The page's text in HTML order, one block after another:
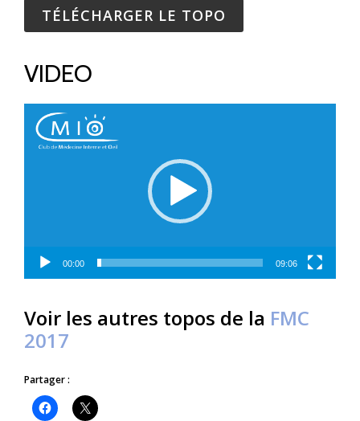
TÉLÉCHARGER LE TOPO
VIDEO
Lecteur
vidéo
00:00 09:06
Voir les autres topos de la FMC
2017
Partager :